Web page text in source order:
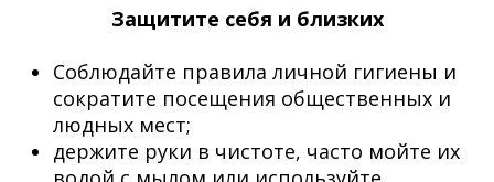
Защитите себя и близких
Соблюдайте правила личной гигиены и
сократите посещения общественных и
людных мест;
держите руки в чистоте, часто мойте их